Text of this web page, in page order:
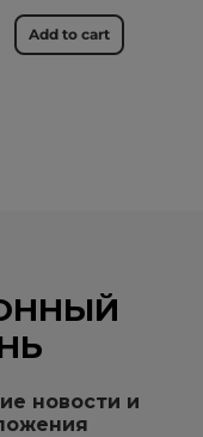
Add to cart
новости и